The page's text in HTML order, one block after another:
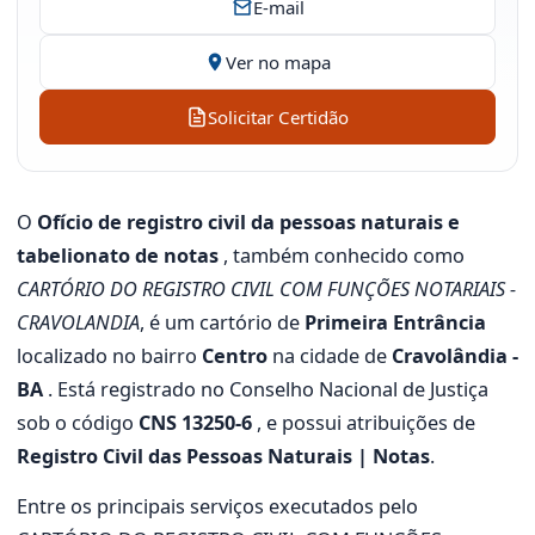
E-mail
Ver no mapa
Solicitar Certidão
O Ofício de registro civil da pessoas naturais e
tabelionato de notas , também conhecido como
CARTÓRIO DO REGISTRO CIVIL COM FUNÇÕES NOTARIAIS -
CRAVOLANDIA, é um cartório de Primeira Entrância
localizado no bairro Centro na cidade de Cravolândia -
BA . Está registrado no Conselho Nacional de Justiça
sob o código CNS 13250-6 , e possui atribuições de
Registro Civil das Pessoas Naturais | Notas.
Entre os principais serviços executados pelo